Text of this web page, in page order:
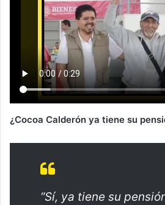
¿Cocoa Calderón ya tiene su
“Sí, ya tiene su